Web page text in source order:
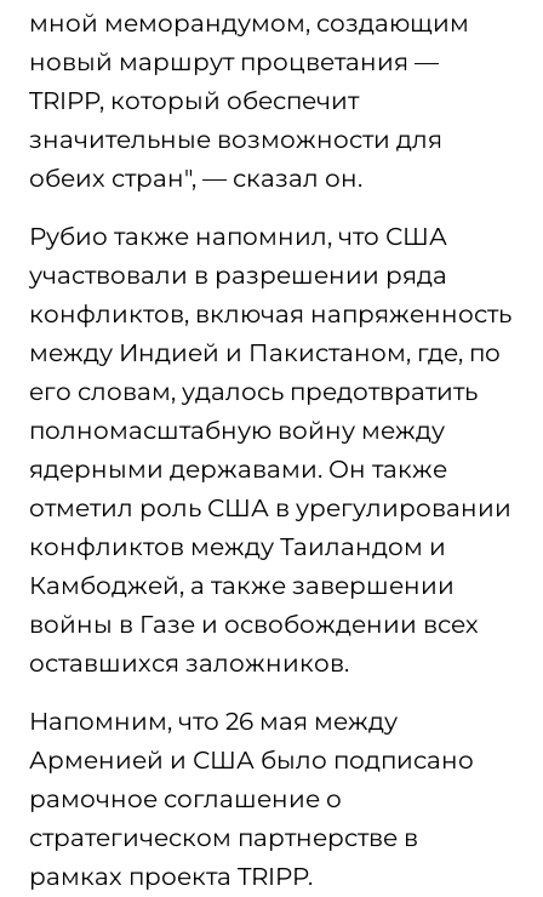
мной меморандумом, создающим
новый маршрут процветания —
TRIPP, который обеспечит
значительные возможности для
обеих стран", — сказал он.
Рубио также напомнил, что США
участвовали в разрешении ряда
конфликтов, включая напряженность
между Индией и Пакистаном, где, по
его словам, удалось предотвратить
полномасштабную войну между
ядерными державами. Он также
отметил роль США в урегулировании
конфликтов между Таиландом и
Камбоджей, а также завершении
войны в Газе и освобождении всех
оставшихся заложников.
Напомним, что 26 мая между
Арменией и США было подписано
рамочное соглашение о
стратегическом партнерстве в
рамках проекта TRIPP.